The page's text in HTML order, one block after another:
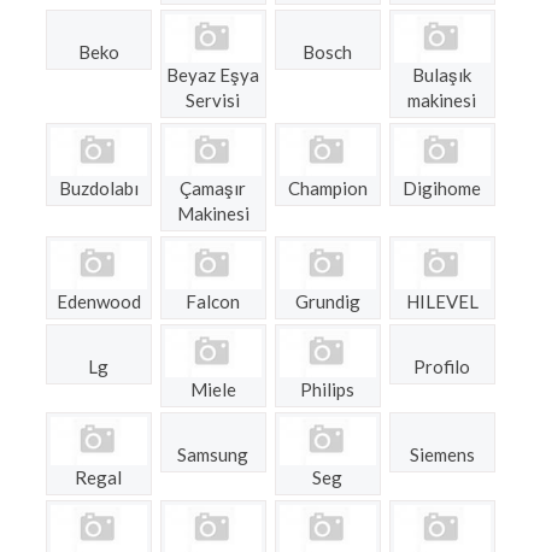
Beko
Beyaz Eşya
Servisi
Bosch
Bulaşık
makinesi
Buzdolabı
Çamaşır
Makinesi
Champion Digihome
Edenwood Falcon Grundig HILEVEL
Lg
Miele
Philips
Profilo
Regal
Samsung
Seg
Siemens